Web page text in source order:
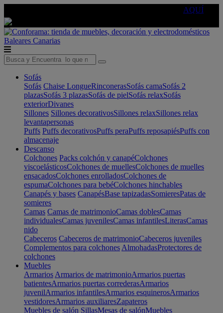
AQUÍ
Baleares Canarias
Sofás
Sofás Chaise LongueRinconerasSofás camaSofás 2
plazasSofás 3 plazasSofás de pielSofás relaxSofás
exteriorDivanes
Sillones Sillones decorativosSillones relaxSillones relax
levantapersonas
Puffs Puffs decorativosPuffs peraPuffs reposapiésPuffs con
almacenaje
Descanso
Colchones Packs colchón y canapéColchones
viscoelásticosColchones de muellesColchones de muelles
ensacadosColchones enrolladosColchones de
espumaColchones para bebéColchones hinchables
Canapés y bases CanapésBase tapizadasSomieresPatas de
somieres
Camas Camas de matrimonioCamas doblesCamas
individualesCamas juvenilesCamas infantilesLiterasCamas
nido
Cabeceros Cabeceros de matrimonioCabeceros juveniles
Complementos para colchones AlmohadasProtectores de
colchones
Muebles
Armarios Armarios de matrimonioArmarios puertas
batientesArmarios puertas correderasArmarios
juvenilArmarios infantilesArmarios esquinerosArmarios
vestidoresArmarios auxiliaresZapateros
Muebles de salón SillasMesas de salónMuebles